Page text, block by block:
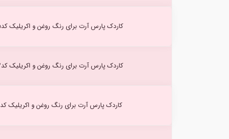
کاردک پارس آرت برای رنگ روغن و اکریلیک کد۱۵
کاردک پارس آرت برای رنگ روغن و اکریلیک کد۱۲
کاردک پارس آرت برای رنگ روغن و اکریلیک کد۱۱